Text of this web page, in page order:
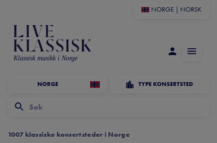
NORGE NORSK
Klassisk musikk i Norge
NORGE TYPE KONSERTSTED
1007 klassiske konsertsteder i Norge